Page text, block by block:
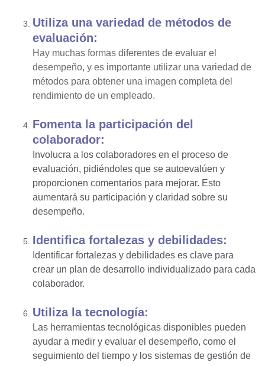
Utiliza una variedad de métodos de
evaluación:
Hay muchas formas diferentes de evaluar el
desempeño, y es importante utilizar una variedad de
métodos para obtener una imagen completa del
rendimiento de un empleado.
Fomenta la participación del
colaborador:
Involucra a los colaboradores en el proceso de
evaluación, pidiéndoles que se autoevalúen y
proporcionen comentarios para mejorar. Esto
aumentará su participación y claridad sobre su
desempeño.
Identifica fortalezas y debilidades:
Identificar fortalezas y debilidades es clave para
crear un plan de desarrollo individualizado para cada
colaborador.
Utiliza la tecnología:
Las herramientas tecnológicas disponibles pueden
ayudar a medir y evaluar el desempeño, como el
seguimiento del tiempo y los sistemas de gestión de